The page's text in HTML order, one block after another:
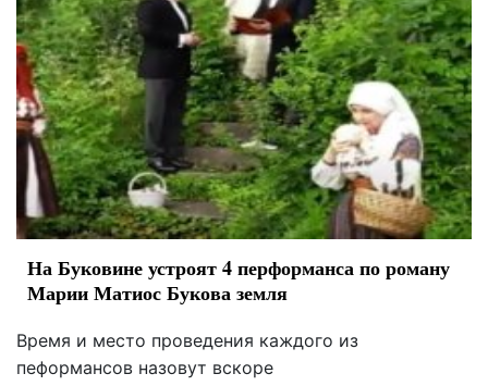
На Буковине устроят 4 перформанса по роману
Марии Матиос Букова земля
Время и место проведения каждого из
пеформансов назовут вскоре